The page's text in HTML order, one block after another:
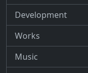
Development
Works
Music